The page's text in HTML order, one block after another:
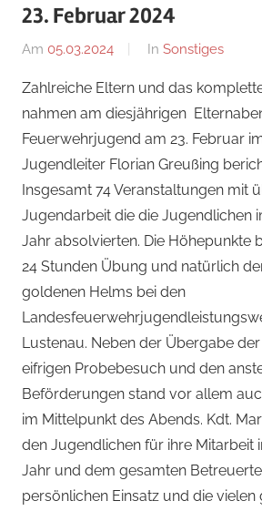
23. Februar 2024
Am 05.03.2024
Von
Steiner
In Sonstiges
Zahlreiche Eltern und das
nahmen am diesjährigen
Feuerwehrjugend am 23. Februar
Jugendleiter Florian Greußing
Insgesamt 74 Veranstaltungen mit
Jugendarbeit die die Jugendlichen
Jahr absolvierten. Die Höhepunkte
24 Stunden Übung und natürlich
goldenen Helms bei den
Lustenau. Neben der Übergabe
eifrigen Probebesuch und den
Beförderungen stand vor allem
im Mittelpunkt des Abends. Kdt.
den Jugendlichen für ihre Mitarbeit
Jahr und dem gesamten
persönlichen Einsatz und die vielen